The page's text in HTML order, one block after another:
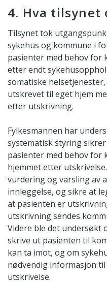
4. Hva
Tilsynet tok
sykehus og kommune i
pasienter med behov for
etter endt
somatiske
utskrevet til eget hjem
etter utskrivning.
Fylkesmannen har
systematisk styring
pasienter med behov for
hjemmet etter
vurdering og varsling av
innleggelse, og sikre at
at pasienten er
utskrivning sendes
Videre ble det undersøkt
skrive ut pasienten til
kan ta imot, og om
nødvendig informasjon
utskrivelse.